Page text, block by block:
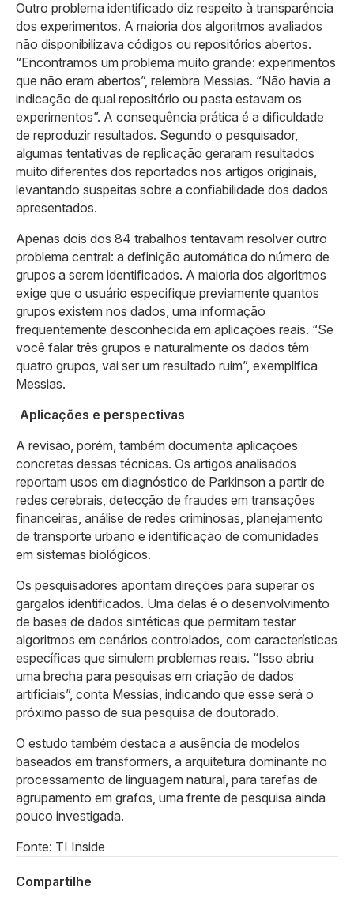
Outro problema identificado diz respeito à transparência
dos experimentos. A maioria dos algoritmos avaliados
não disponibilizava códigos ou repositórios abertos.
“Encontramos um problema muito grande: experimentos
que não eram abertos”, relembra Messias. “Não havia a
indicação de qual repositório ou pasta estavam os
experimentos”. A consequência prática é a dificuldade
de reproduzir resultados. Segundo o pesquisador,
algumas tentativas de replicação geraram resultados
muito diferentes dos reportados nos artigos originais,
levantando suspeitas sobre a confiabilidade dos dados
apresentados.
Apenas dois dos 84 trabalhos tentavam resolver outro
problema central: a definição automática do número de
grupos a serem identificados. A maioria dos algoritmos
exige que o usuário especifique previamente quantos
grupos existem nos dados, uma informação
frequentemente desconhecida em aplicações reais. “Se
você falar três grupos e naturalmente os dados têm
quatro grupos, vai ser um resultado ruim”, exemplifica
Messias.
Aplicações e perspectivas
A revisão, porém, também documenta aplicações
concretas dessas técnicas. Os artigos analisados
reportam usos em diagnóstico de Parkinson a partir de
redes cerebrais, detecção de fraudes em transações
financeiras, análise de redes criminosas, planejamento
de transporte urbano e identificação de comunidades
em sistemas biológicos.
Os pesquisadores apontam direções para superar os
gargalos identificados. Uma delas é o desenvolvimento
de bases de dados sintéticas que permitam testar
algoritmos em cenários controlados, com características
específicas que simulem problemas reais. “Isso abriu
uma brecha para pesquisas em criação de dados
artificiais”, conta Messias, indicando que esse será o
próximo passo de sua pesquisa de doutorado.
O estudo também destaca a ausência de modelos
baseados em transformers, a arquitetura dominante no
processamento de linguagem natural, para tarefas de
agrupamento em grafos, uma frente de pesquisa ainda
pouco investigada.
Fonte: TI Inside
Compartilhe